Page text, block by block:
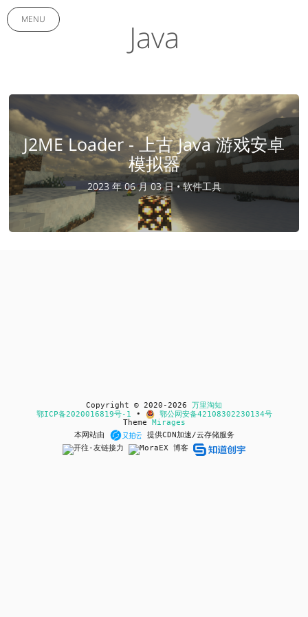
MENU Java
J2ME Loader - 上古 Java 游戏安卓
模拟器
2023 年 06 月 03 日 •软件工具
Copyright © 2020-2026 万里淘知
鄂ICP备2020016819号-1 •
鄂公网安备42108302230134号
Theme Mirages
本网站由
提供CDN加速/云存储服务